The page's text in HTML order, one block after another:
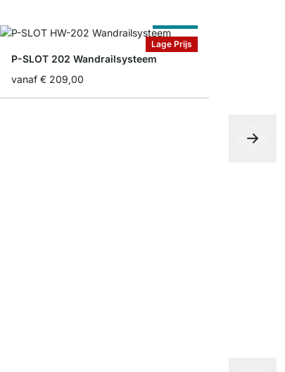
Lage Prijs
P-SLOT 202 Wandrailsysteem
vanaf € 209,00